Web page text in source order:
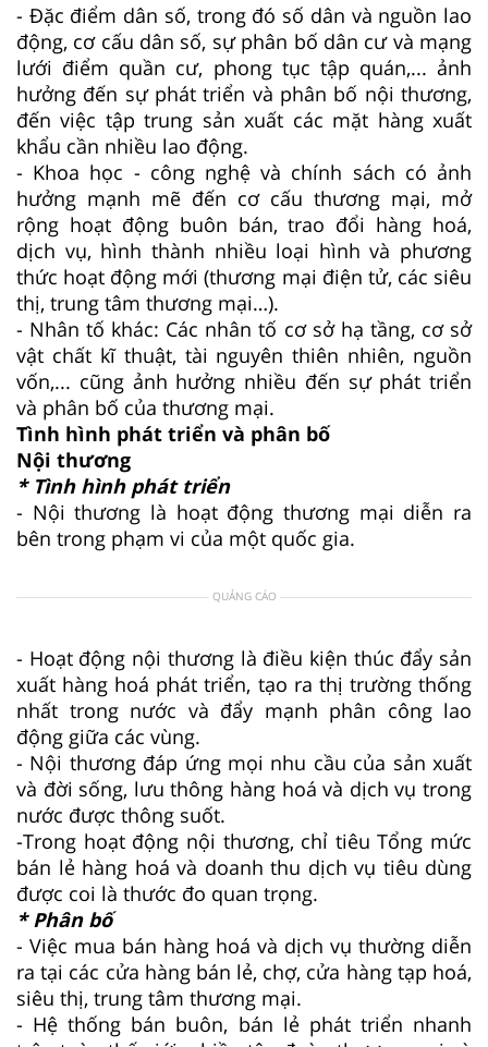
- Đặc điểm dân số, trong đó số dân và nguồn lao
động, cơ cấu dân số, sự phân bố dân cư và mạng
lưới điểm quần cư, phong tục tập quán,... ảnh
hưởng đến sự phát triển và phân bố nội thương,
đến việc tập trung sản xuất các mặt hàng xuất
khẩu cần nhiều lao động.
- Khoa học - công nghệ và chính sách có ảnh
hưởng mạnh mẽ đến cơ cấu thương mại, mở
rộng hoạt động buôn bán, trao đổi hàng hoá,
dịch vụ, hình thành nhiều loại hình và phương
thức hoạt động mới (thương mại điện tử, các siêu
thị, trung tâm thương mại…).
- Nhân tố khác: Các nhân tố cơ sở hạ tầng, cơ sở
vật chất kĩ thuật, tài nguyên thiên nhiên, nguồn
vốn,... cũng ảnh hưởng nhiều đến sự phát triển
và phân bố của thương mại.
Tình hình phát triển và phân bố
Nội thương
* Tình hình phát triển
- Nội thương là hoạt động thương mại diễn ra
bên trong phạm vi của một quốc gia.
QUẢNG CÁO
- Hoạt động nội thương là điều kiện thúc đẩy sản
xuất hàng hoá phát triển, tạo ra thị trường thống
nhất trong nước và đẩy mạnh phân công lao
động giữa các vùng.
- Nội thương đáp ứng mọi nhu cầu của sản xuất
và đời sống, lưu thông hàng hoá và dịch vụ trong
nước được thông suốt.
-Trong hoạt động nội thương, chỉ tiêu Tổng mức
bán lẻ hàng hoá và doanh thu dịch vụ tiêu dùng
được coi là thước đo quan trọng.
* Phân bố
- Việc mua bán hàng hoá và dịch vụ thường diễn
ra tại các cửa hàng bán lẻ, chợ, cửa hàng tạp hoá,
siêu thị, trung tâm thương mại.
- Hệ thống bán buôn, bán lẻ phát triển nhanh